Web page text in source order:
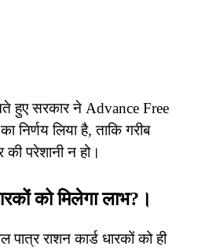
हुए सरकार ने Advance Free
लिया है, ताकि गरीब
की परेशानी न हो।
को मिलेगा लाभ?।
राशन कार्ड धारकों को ही